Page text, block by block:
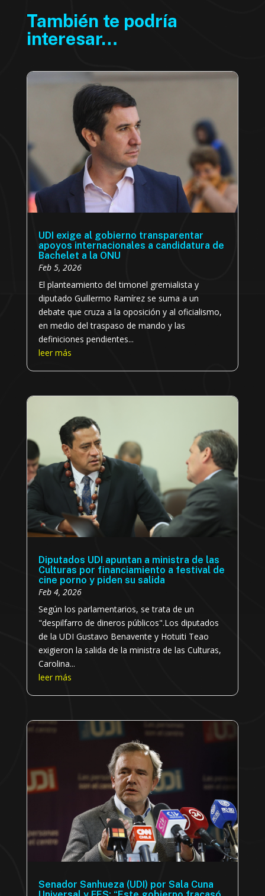
También te podría
interesar…
UDI exige al gobierno transparentar
apoyos internacionales a candidatura de
Bachelet a la ONU
Feb 5, 2026
El planteamiento del timonel gremialista y
diputado Guillermo Ramírez se suma a un
debate que cruza a la oposición y al oficialismo,
en medio del traspaso de mando y las
definiciones pendientes...
leer más
Diputados UDI apuntan a ministra de las
Culturas por financiamiento a festival de
cine porno y piden su salida
Feb 4, 2026
Según los parlamentarios, se trata de un
"despilfarro de dineros públicos".Los diputados
de la UDI Gustavo Benavente y Hotuiti Teao
exigieron la salida de la ministra de las Culturas,
Carolina...
leer más
Senador Sanhueza (UDI) por Sala Cuna